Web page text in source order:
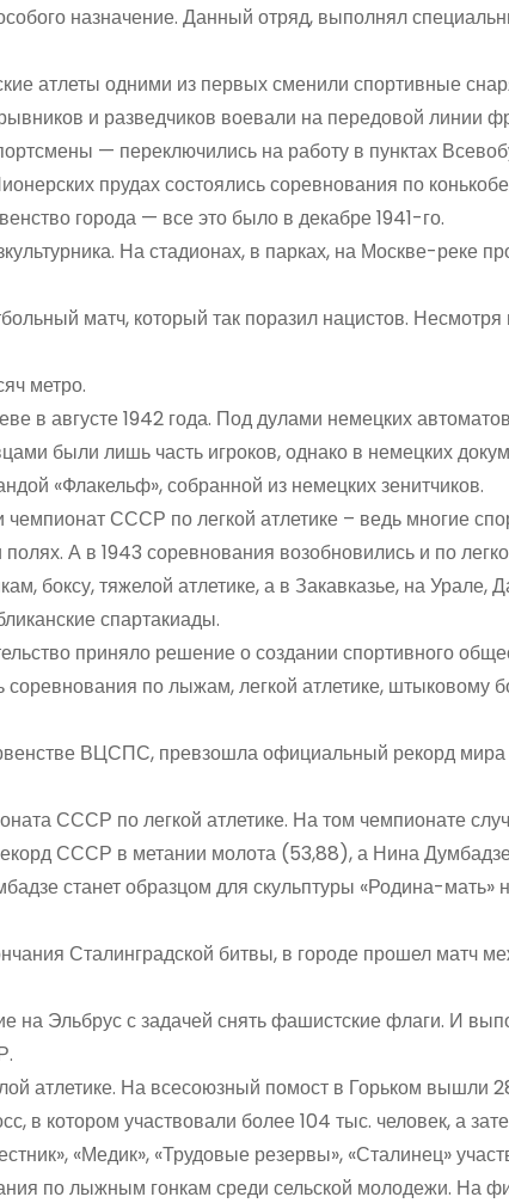
назначение. Данный отряд, выполнял
атлеты одними из первых сменили спортивные
и разведчиков воевали на передовой линии
— переключились на работу в пунктах
прудах состоялись соревнования по
города — все это было в декабре 1941-го.
На стадионах, в парках, на Москве-реке
матч, который так поразил нацистов. Несмотря
метро.
в августе 1942 года. Под дулами немецких
были лишь часть игроков, однако в немецких
«Флакельф», собранной из немецких зенитчиков.
СССР по легкой атлетике – ведь многие
А в 1943 соревнования возобновились и по
боксу, тяжелой атлетике, а в Закавказье, на Урале,
спартакиады.
приняло решение о создании спортивного
по лыжам, легкой атлетике, штыковому
ВЦСПС, превзошла официальный рекорд мира
СССР по легкой атлетике. На том чемпионате
СССР в метании молота (53,88), а Нина
станет образцом для скульптуры «Родина-мать»
Сталинградской битвы, в городе прошел матч
на Эльбрус с задачей снять фашистские флаги. И
атлетике. На всесоюзный помост в Горьком вышли
в котором участвовали более 104 тыс. человек, а
«Медик», «Трудовые резервы», «Сталинец»
по лыжным гонкам среди сельской молодежи. На